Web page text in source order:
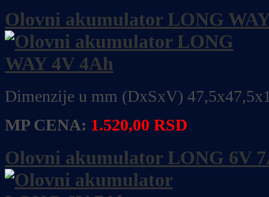
Olovni akumulator LONG
Dimenzije u mm (DxSxV)
MP CENA: 1.520,00 RSD
Olovni akumulator LONG 6V